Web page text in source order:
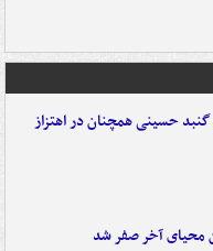
گنبد حسینی همچنان در اهتزاز
محیای آخر صفر شد